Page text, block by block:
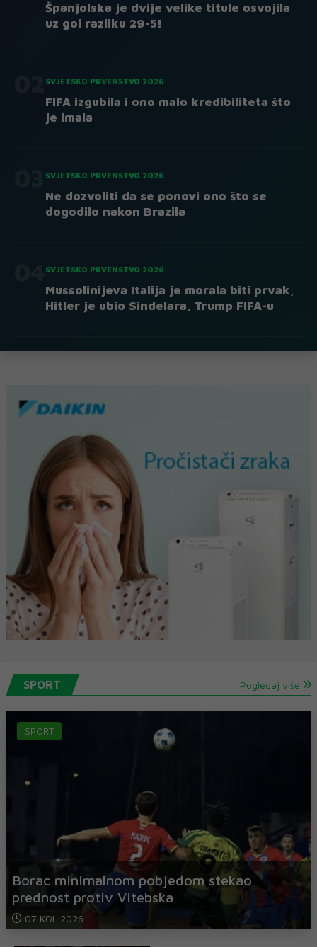
Španjolska je dvije velike titule osvojila
uz gol razliku 29-5!
SVJETSKO PRVENSTVO 2026
FIFA izgubila i ono malo kredibiliteta što
je imala
SVJETSKO PRVENSTVO 2026
Ne dozvoliti da se ponovi ono što se
dogodilo nakon Brazila
SVJETSKO PRVENSTVO 2026
Mussolinijeva Italija je morala biti prvak,
Hitler je ubio Sindelara, Trump FIFA-u
SPORT Pogledaj više
SPORT
Borac minimalnom pobjedom stekao
prednost protiv Vitebska
07 KOL 2026